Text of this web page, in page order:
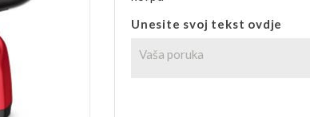
Unesite svoj tekst ovdje